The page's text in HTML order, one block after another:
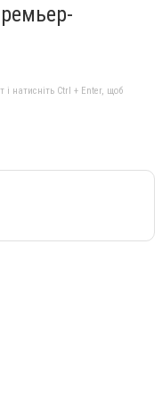
і натисніть Ctrl + Enter, щоб